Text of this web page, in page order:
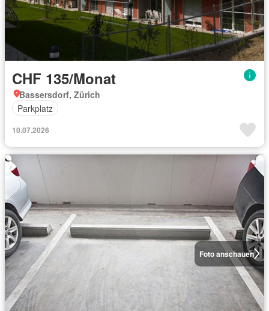
CHF 135/Monat
Bassersdorf, Zürich
Parkplatz
10.07.2026
Foto anschauen